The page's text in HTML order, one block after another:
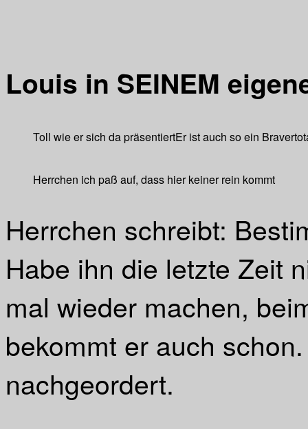
Louis in SEINEM
Toll wie er sich da präsentiertEr ist auch so ein Braver
Herrchen ich paß auf, dass hier keiner rein kommt
Herrchen schreibt:
Habe ihn die letzte Zeit
mal wieder machen,
bekommt er auch
nachgeordert.